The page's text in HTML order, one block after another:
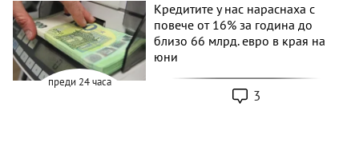
преди 24 часа
Кредитите у нас нараснаха с
повече от 16% за година до
близо 66 млрд. евро в края на
юни
3